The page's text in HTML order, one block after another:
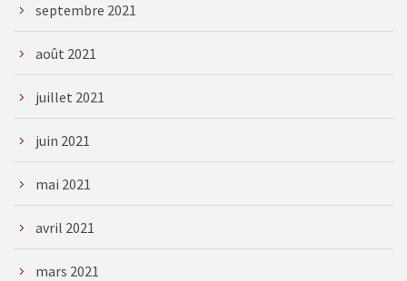
septembre 2021
août 2021
juillet 2021
juin 2021
mai 2021
avril 2021
mars 2021